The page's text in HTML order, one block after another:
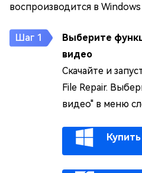
воспроизводится в
Выберите
видео
Скачайте и
File Repair.
видео" в меню